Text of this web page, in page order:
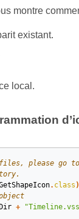
montre
existant.
local.
please go
. class
+